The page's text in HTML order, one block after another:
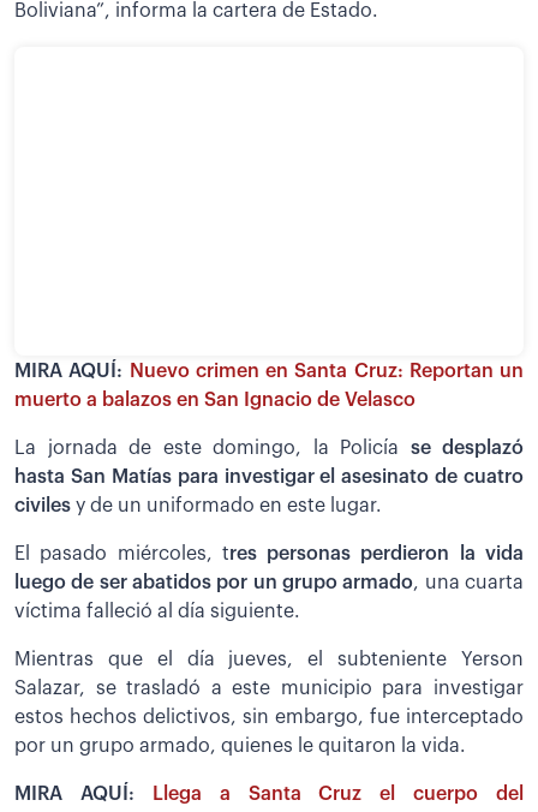
Boliviana”, informa la cartera de Estado.
MIRA AQUÍ:
Nuevo crimen en Santa Cruz: Reportan un
muerto a balazos en San Ignacio de Velasco
La jornada de este domingo, la Policía se desplazó
hasta San Matías para investigar el asesinato de cuatro
civiles y de un uniformado en este lugar.
El pasado miércoles, tres personas perdieron la vida
luego de ser abatidos por un grupo armado, una cuarta
víctima falleció al día siguiente.
Mientras que el día jueves, el subteniente Yerson
Salazar, se trasladó a este municipio para investigar
estos hechos delictivos, sin embargo, fue interceptado
por un grupo armado, quienes le quitaron la vida.
MIRA AQUÍ:
Llega a Santa Cruz el cuerpo del